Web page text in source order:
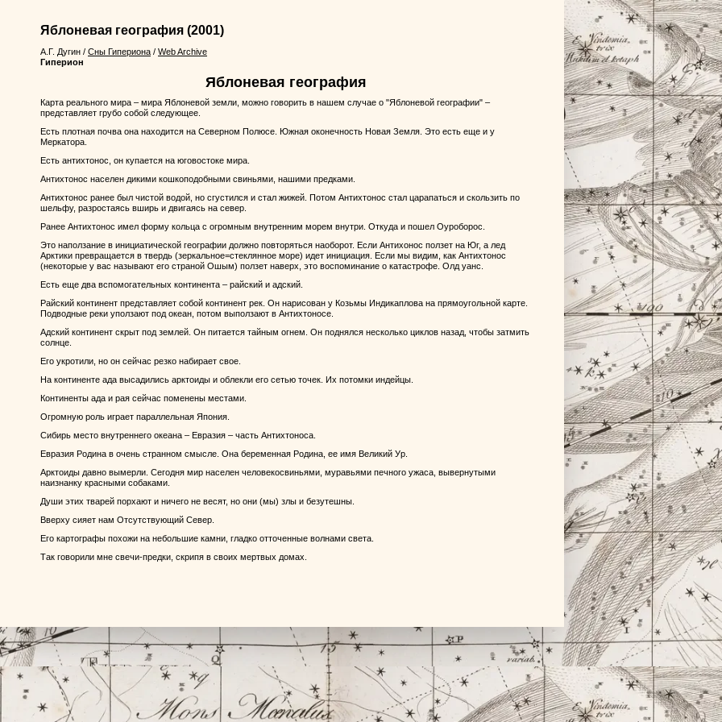
Яблоневая география (2001)
А.Г. Дугин / Сны Гипериона / Web Archive
Гиперион
Яблоневая география
Карта реального мира – мира Яблоневой земли, можно говорить в нашем случае о "Яблоневой географии" –
представляет грубо собой следующее.
Есть плотная почва она находится на Северном Полюсе. Южная оконечность Новая Земля. Это есть еще и у
Меркатора.
Есть антихтонос, он купается на юговостоке мира.
Антихтонос населен дикими кошкоподобными свиньями, нашими предками.
Антихтонос ранее был чистой водой, но сгустился и стал жижей. Потом Антихтонос стал царапаться и скользить по
шельфу, разростаясь вширь и двигаясь на север.
Ранее Антихтонос имел форму кольца с огромным внутренним морем внутри. Откуда и пошел Оуроборос.
Это наползание в инициатической географии должно повторяться наоборот. Если Антихонос ползет на Юг, а лед
Арктики превращается в твердь (зеркальное=стеклянное море) идет инициация. Если мы видим, как Антихтонос
(некоторые у вас называют его страной Ошым) ползет наверх, это воспоминание о катастрофе. Олд уанс.
Есть еще два вспомогательных континента – райский и адский.
Райский континент представляет собой континент рек. Он нарисован у Козьмы Индикаплова на прямоугольной карте.
Подводные реки уползают под океан, потом выползают в Антихтоносе.
Адский континент скрыт под землей. Он питается тайным огнем. Он поднялся несколько циклов назад, чтобы затмить
солнце.
Его укротили, но он сейчас резко набирает свое.
На континенте ада высадились арктоиды и облекли его сетью точек. Их потомки индейцы.
Континенты ада и рая сейчас поменены местами.
Огромную роль играет параллельная Япония.
Сибирь место внутреннего океана – Евразия – часть Антихтоноса.
Евразия Родина в очень странном смысле. Она беременная Родина, ее имя Великий Ур.
Арктоиды давно вымерли. Сегодня мир населен человекосвиньями, муравьями печного ужаса, вывернутыми
наизнанку красными собаками.
Души этих тварей порхают и ничего не весят, но они (мы) злы и безутешны.
Вверху сияет нам Отсутствующий Север.
Его картографы похожи на небольшие камни, гладко отточенные волнами света.
Так говорили мне свечи-предки, скрипя в своих мертвых домах.